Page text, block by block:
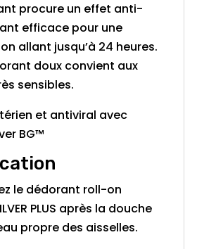
procure un effet anti-
efficace pour une
allant jusqu’à 24 heures.
doux convient aux
sensibles.
et antiviral avec
BG™
le dédorant roll-on
PLUS après la douche
propre des aisselles.